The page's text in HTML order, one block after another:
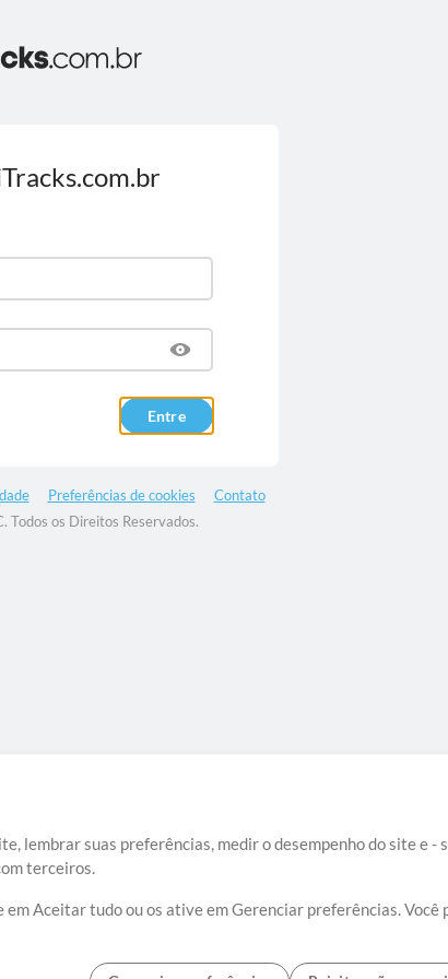
lembrar suas preferências, medir o desempenho do site e -
terceiros.
Aceitar tudo ou os ative em Gerenciar preferências. Você
Entre
Preferências de cookies
Contato
os Direitos Reservados.